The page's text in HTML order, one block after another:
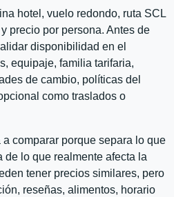
hotel, vuelo redondo, ruta SCL
precio por persona. Antes de
disponibilidad en el
equipaje, familia tarifaria,
de cambio, políticas del
como traslados o
comparar porque separa lo que
de lo que realmente afecta la
tener precios similares, pero
reseñas, alimentos, horario